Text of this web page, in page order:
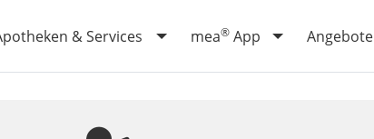
& Services mea® App Angebote